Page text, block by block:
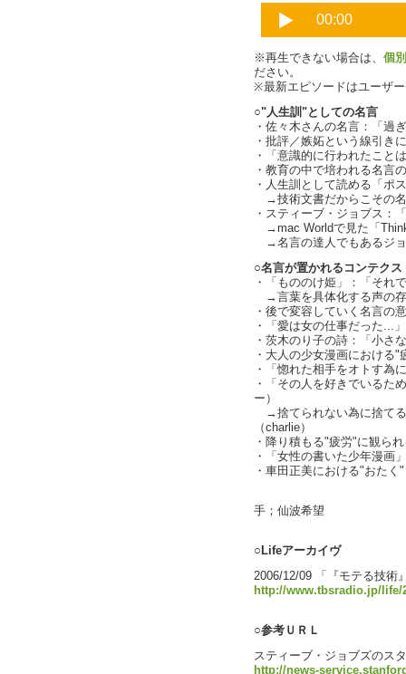
※再生できない場合は、 個
ださい。
※最新エピソードはユーザ
○"人生訓"としての名言
・佐々木さんの名言：「過
・批評／嫉妬という線引き
・「意識的に行われたこと
・教育の中で培われる名言
・人生訓として読める「ポ
→技術文書だからこその
・スティーブ・ジョブス：
→mac Worldで見た「
→名言の達人でもあるジ
○名言が置かれるコンテク
・「もののけ姫」：「それ
→言葉を具体化する声の
・後で変容していく名言の
・「愛は女の仕事だった...
・茨木のり子の詩：「小さ
・大人の少女漫画における"
・「惚れた相手をオトす為
・「その人を好きでいるた
ー）
→捨てられない為に捨てる
（charlie）
・降り積もる"疲労"に観ら
・「女性の書いた少年漫画
・車田正美における"おた
手；仙波希望
○Lifeアーカイヴ
2006/12/09 「『モテる技術
http://www.tbsradio.jp/life/
○参考ＵＲＬ
スティーブ・ジョブズのス
http://news-